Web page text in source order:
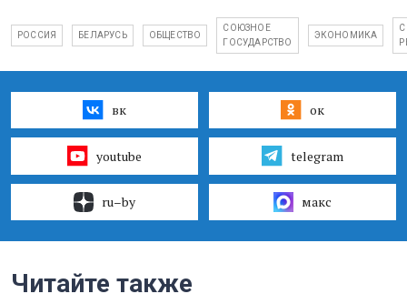
РОССИЯ БЕЛАРУСЬ ОБЩЕСТВО
СОЮЗНОЕ
ГОСУДАРСТВО
ЭКОНОМИКА
вк ок
youtube telegram
ru–by макс
Читайте также